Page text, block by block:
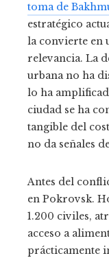
toma de
estratégico
la convierte en
relevancia. La
urbana no ha
lo ha
ciudad se ha
tangible del
no da señales
Antes del
en Pokrovsk.
1.200 civiles,
acceso a
prácticamente